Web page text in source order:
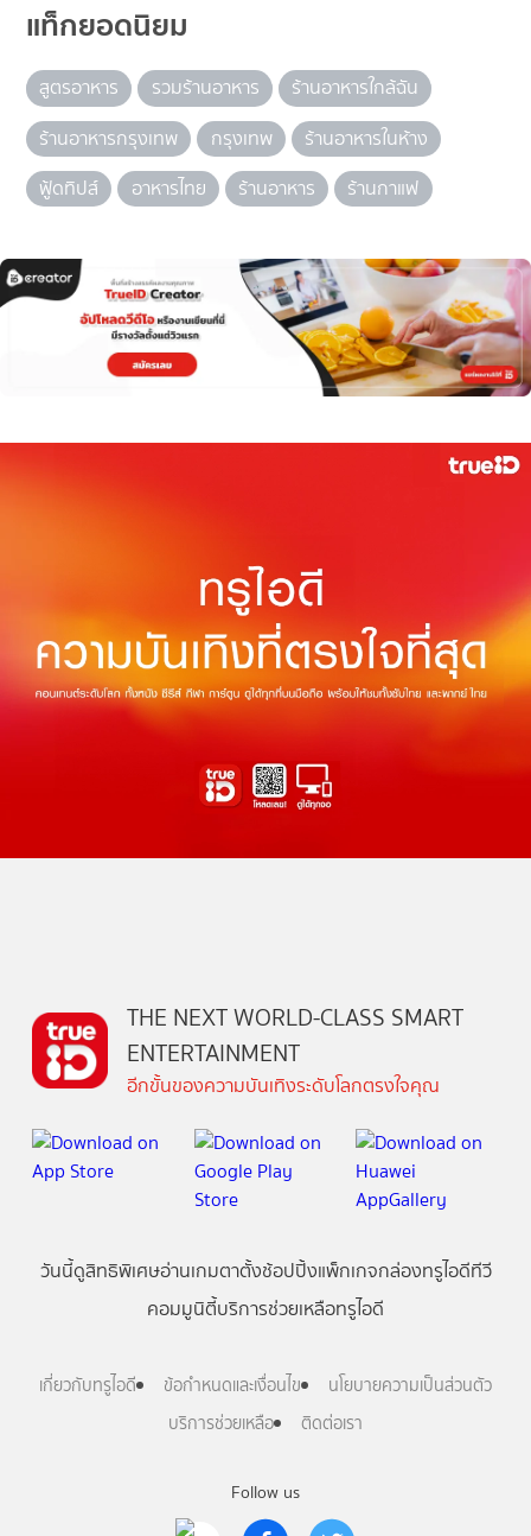
แท็กยอดนิยม
สูตรอาหาร รวมร้านอาหาร
ร้านอาหารใกล้ฉัน
ร้านอาหารกรุงเทพ
กรุงเทพ
ร้านอาหารในห้าง
ฟู้ดทิปส์
อาหารไทย ร้านอาหาร ร้านกาแฟ
Follow us
THE NEXT WORLD-CLASS SMART
ENTERTAINMENT
อีกขั้นของความบันเทิงระดับโลกตรงใจคุณ
วันนี้ดูสิทธิพิเศษอ่านเกมตาตั้งช้อปปิ้งแพ็กเกจกล่องทรูไอดีทีวี
คอมมูนิตี้บริการช่วยเหลือทรูไอดี
เกี่ยวกับทรูไอดี ข้อกำหนดและเงื่อนไข
นโยบายความเป็นส่วนตัว
บริการช่วยเหลือ
ติดต่อเรา